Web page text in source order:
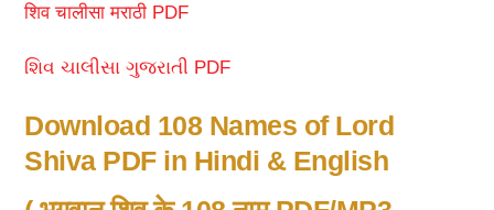
शिव चालीसा मराठी PDF
શિવ ચાલીસા ગુજરાતી PDF
Download 108 Names of Lord
Shiva PDF in Hindi & English